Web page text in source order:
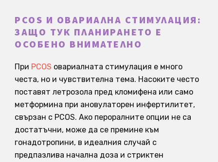
PCOS И ОВАРИАЛНА СТИМУЛАЦИЯ:
ЗАЩО ТУК ПЛАНИРАНЕТО Е
ОСОБЕНО ВНИМАТЕЛНО
При PCOS овариалната стимулация е много
честа, но и чувствителна тема. Насоките често
поставят летрозола пред кломифена или само
метформина при ановулаторен инфертилитет,
свързан с PCOS. Ако пероралните опции не са
достатъчни, може да се премине към
гонадотропини, в идеалния случай с
предпазлива начална доза и стриктен